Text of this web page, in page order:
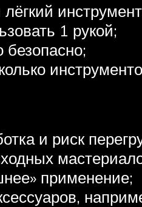
1 рукой;
безопасно;
и риск
применение;